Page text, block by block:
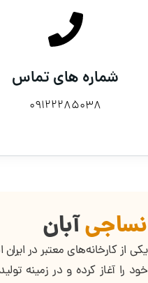
شماره های تماس
09122285038
نساجیآبان
خود را آغاز کرده و در زمینه